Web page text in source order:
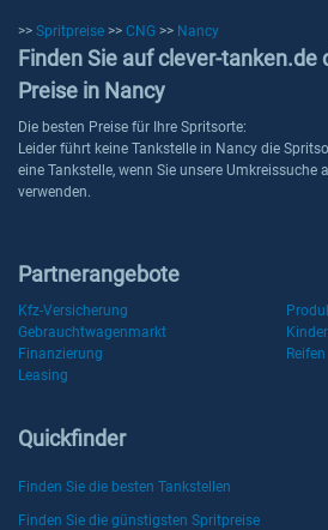
>> Spritpreise >> CNG >> Nancy
Finden Sie auf clever-tanken.de
Preise in Nancy
Die besten Preise für Ihre Spritsorte:
Leider führt keine Tankstelle in Nancy die
eine Tankstelle, wenn Sie unsere Umkreissuche
verwenden.
Partnerangebote
Kfz-Versicherung
Gebrauchtwagenmarkt
Finanzierung
Reifen
Leasing
Quickfinder
Finden Sie die besten Tankstellen
Finden Sie die günstigsten Spritpreise